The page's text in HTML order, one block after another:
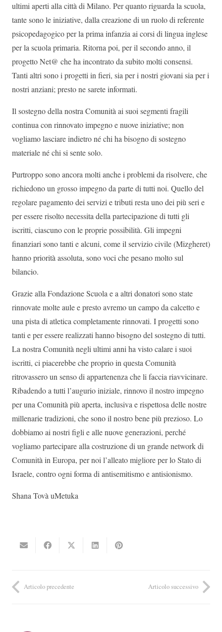
ultimi aperti alla città di Milano. Per quanto riguarda la scuola,
tante sono le iniziative, dalla creazione di un ruolo di referente
psicopedagogico per la prima infanzia ai corsi di lingua inglese
per la scuola primaria. Ritorna poi, per il secondo anno, il
progetto Net@ che ha incontrato da subito molti consensi.
Tanti altri sono i progetti in fieri, sia per i nostri giovani sia per i
nostri anziani; presto ne sarete informati.
Il sostegno della nostra Comunità ai suoi segmenti fragili
continua con rinnovato impegno e nuove iniziative; non
vogliamo lasciare indietro né chi ha bisogno di sostegno
materiale né chi si sente solo.
Purtroppo sono ancora molti anche i problemi da risolvere, che
richiedono un grosso impegno da parte di tutti noi. Quello del
regolare pagamento dei servizi e tributi resta uno dei più seri e
per essere risolto necessita della partecipazione di tutti gli
iscritti, ciascuno con le proprie possibilità. Gli impegni
finanziari sono tanti e alcuni, come il servizio civile (Mizgheret)
hanno priorità assoluta, sono voci che pesano molto sul
bilancio.
Grazie alla Fondazione Scuola e a altri donatori sono state
rinnovate molte aule e presto avremo un campo da calcetto e
una pista di atletica completamente rinnovati. I progetti sono
tanti e per essere realizzati hanno bisogno del sostegno di tutti.
La nostra Comunità negli ultimi anni ha visto calare i suoi
iscritti, ci piacerebbe che proprio in questa Comunità
ritrovassero un senso di appartenenza che li faccia riavvicinare.
Ribadendo a tutti l’augurio iniziale, rinnovo il nostro impegno
per una Comunità più aperta, inclusiva e rispettosa delle nostre
millenarie tradizioni, che sono il nostro bene più prezioso. Lo
dobbiamo ai nostri figli e alle nuove generazioni, perché
vogliamo partecipare alla costruzione di un grande network di
Comunità in Europa, per noi l’alleato migliore per lo Stato di
Israele, contro ogni forma di antisemitismo e antisionismo.
Shana Tovà uMetuka
Articolo precedente Articolo successivo